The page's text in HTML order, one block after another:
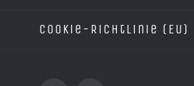
Cookie-Richtlinie (EU)